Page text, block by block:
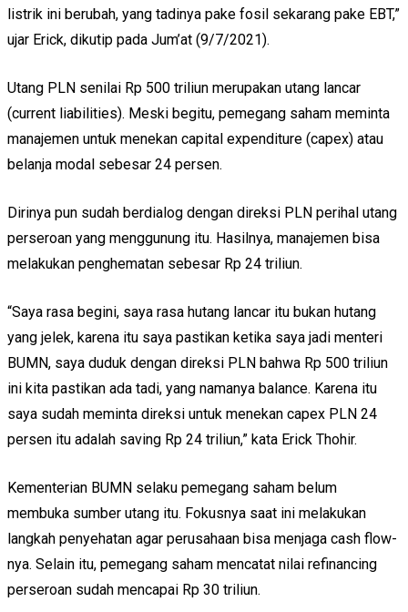
listrik ini berubah, yang tadinya pake fosil sekarang pake EBT,”
ujar Erick, dikutip pada Jum’at (9/7/2021).
Utang PLN senilai Rp 500 triliun merupakan utang lancar
(current liabilities). Meski begitu, pemegang saham meminta
manajemen untuk menekan capital expenditure (capex) atau
belanja modal sebesar 24 persen.
Dirinya pun sudah berdialog dengan direksi PLN perihal utang
perseroan yang menggunung itu. Hasilnya, manajemen bisa
melakukan penghematan sebesar Rp 24 triliun.
“Saya rasa begini, saya rasa hutang lancar itu bukan hutang
yang jelek, karena itu saya pastikan ketika saya jadi menteri
BUMN, saya duduk dengan direksi PLN bahwa Rp 500 triliun
ini kita pastikan ada tadi, yang namanya balance. Karena itu
saya sudah meminta direksi untuk menekan capex PLN 24
persen itu adalah saving Rp 24 triliun,” kata Erick Thohir.
Kementerian BUMN selaku pemegang saham belum
membuka sumber utang itu. Fokusnya saat ini melakukan
langkah penyehatan agar perusahaan bisa menjaga cash flow-
nya. Selain itu, pemegang saham mencatat nilai refinancing
perseroan sudah mencapai Rp 30 triliun.